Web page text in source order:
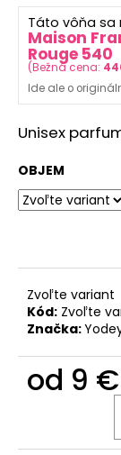
z
hviezdičiek.
Táto vôňa sa
Maison
Rouge 540
(Bežná cena:
Ide ale o
Unisex
OBJEM
Zvoľte variant
Kód: Zvoľte
Značka:
od 9 €
a
m
DE
VERANO
DRAGON
BLOOM
BODY
MIST
€